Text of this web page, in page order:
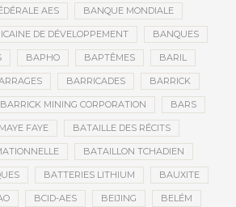
AES BANQUE MONDIALE
DE DÉVELOPPEMENT BANQUES
BAPHO BAPTÊMES BARIL
BARRICADES BARRICK
BARRICK MINING CORPORATION BARS
FAYE BATAILLE DES RÉCITS
BATAILLON TCHADIEN
BATTERIES LITHIUM BAUXITE
BCID-AES BEIJING BELÉM